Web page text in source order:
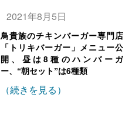
2021年8月5日
鳥貴族のチキンバーガー専門店
「トリキバーガー」メニュー公
開、昼は8種のハンバーガ
ー、“朝セット”は6種類
（続きを見る）